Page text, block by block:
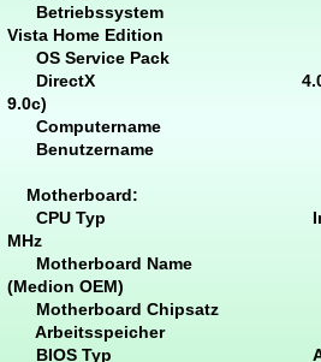
Betriebssystem
Vista Home Edition
OS Service Pack
DirectX
9.0c)
Computername
Benutzername
Motherboard:
CPU Typ Intel
MHz
Motherboard Name
(Medion OEM)
Motherboard Chipsatz
Arbeitsspeicher
BIOS Typ Award